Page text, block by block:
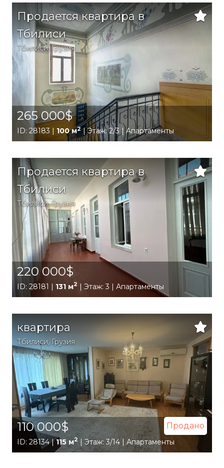
Продается квартира в
Тбилиси
Тбилиси,Грузия
265 000$
ID: 28183 | 100 м2| Этаж: 2/3 | Апартаменты
Продается квартира в
Тбилиси
Тбилиси,Грузия
220 000$
ID: 28181 | 131 м2 | Этаж: 3 | Апартаменты
квартира
Тбилиси,Грузия
110 000$ Продано
ID: 28134 |115 м2 | Этаж: 3/14 | Апартаменты